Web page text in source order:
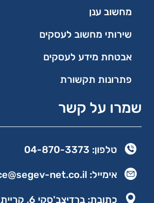
מחשוב ענן
שירותי מחשוב לעסקים
אבטחת מידע לעסקים
פתרונות תקשורת
שמרו על קשר
טלפון: 04-870-3373
אימייל: office@segev-net.co.il
כתובת: ברדיצב'סקי 6, קריית אתא